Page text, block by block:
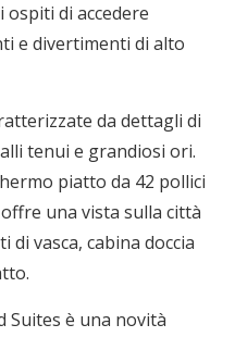
di accedere
e divertimenti di alto
da dettagli di
tenui e grandiosi ori.
piatto da 42 pollici
una vista sulla città
vasca, cabina doccia
Suites è una novità